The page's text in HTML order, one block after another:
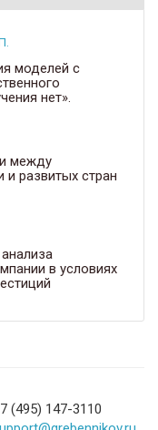
моделей с
нет».
между
развитых стран
в условиях
(495) 147-3110